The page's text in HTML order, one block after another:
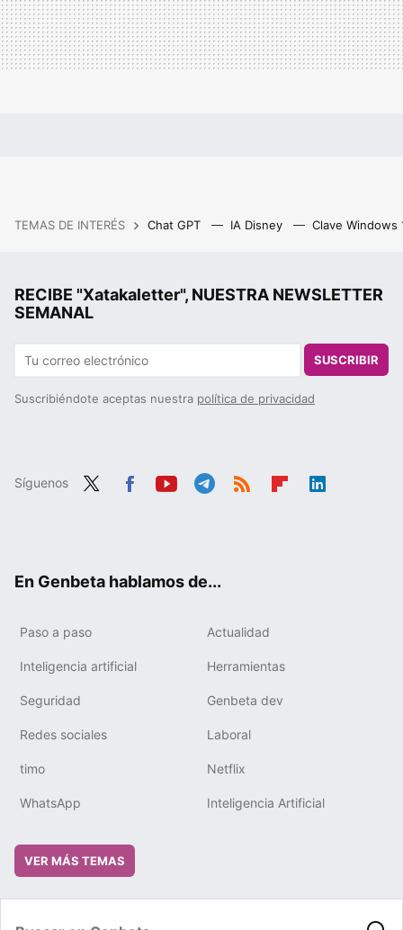
TEMAS DE INTERÉS Chat GPT IA Disney Clave Windows
RECIBE "Xatakaletter", NUESTRA NEWSLETTER
SEMANAL
SUSCRIBIR
Suscribiéndote aceptas nuestra política de privacidad
Síguenos
En Genbeta hablamos de...
Paso a paso Actualidad
Inteligencia artificial Herramientas
Seguridad Genbeta dev
Redes sociales Laboral
timo Netflix
WhatsApp Inteligencia Artificial
VER MÁS TEMAS